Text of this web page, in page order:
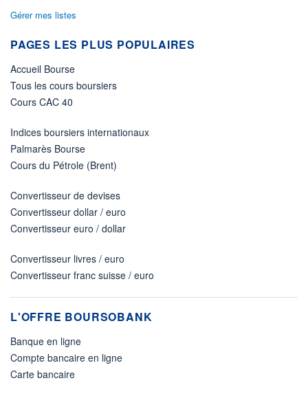
Gérer mes listes
PAGES LES PLUS POPULAIRES
Accueil Bourse
Tous les cours boursiers
Cours CAC 40
Indices boursiers internationaux
Palmarès Bourse
Cours du Pétrole (Brent)
Convertisseur de devises
Convertisseur dollar / euro
Convertisseur euro / dollar
Convertisseur livres / euro
Convertisseur franc suisse / euro
L'OFFRE BOURSOBANK
Banque en ligne
Compte bancaire en ligne
Carte bancaire